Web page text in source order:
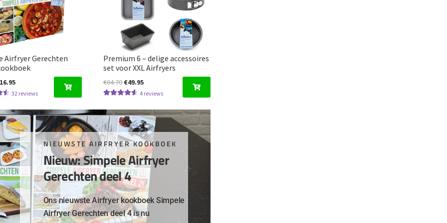
Airfryer Gerechten
Huidige
prijs
€16.95.
32 reviews
Premium 6 – delige accessoires
set voor XXL Airfryers
€64.70Oorspronkelijke
prijs
€64.70.
€49.95Huidige
prijs
€49.95.
4.67uit 5
4 reviews
NIEUWSTE AIRFRYER KOOKBOEK
Nieuw: Simpele Airfryer
Gerechten deel 4
Ons nieuwste Airfryer kookboek Simpele
Airfryer Gerechten deel 4 is nu